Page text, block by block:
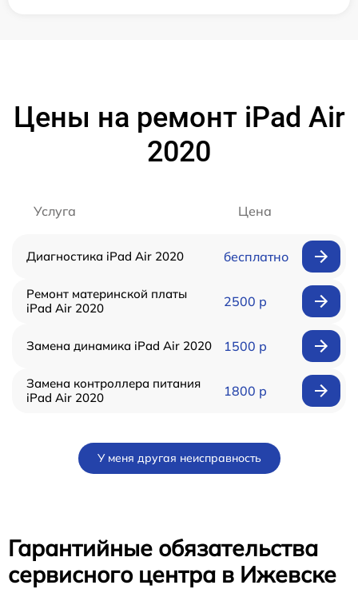
Цены на ремонт iPad Air
2020
Услуга Цена
Диагностика iPad Air 2020 бесплатно
Ремонт материнской платы
iPad Air 2020
2500 р
Замена динамика iPad Air 2020 1500 р
Замена контроллера питания
iPad Air 2020
1800 р
У меня другая неисправность
Гарантийные обязательства
сервисного центра в Ижевске